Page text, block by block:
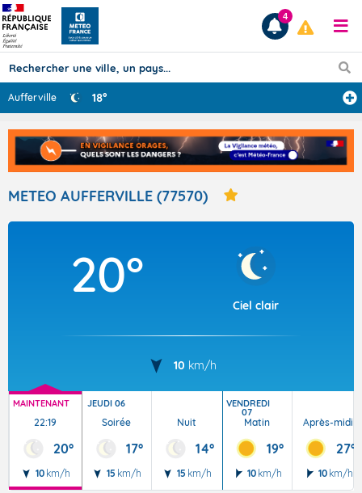
Prévisions
TOUS LES RÉSULTATS
Articles
4
Aufferville 18°
METEO AUFFERVILLE (77570)
20°
Ciel clair
10 km/h
MAINTENANT
22:19
20°
10 km/h
JEUDI 06
Soirée
17°
15 km/h
Nuit
14°
15 km/h
VENDREDI
07
Matin
19°
10 km/h
Après-midi
27°
10 km/h